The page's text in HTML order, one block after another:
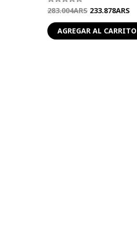
Valorado
en
0
de
5
283.004ARS 233.878ARS
AGREGAR AL CARRITO